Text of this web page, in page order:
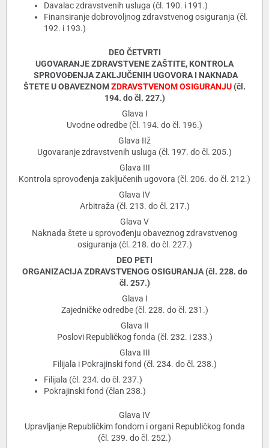
Davalac zdravstvenih usluga (čl. 190. i 191.)
Finansiranje dobrovoljnog zdravstvenog osiguranja (čl.
192. i 193.)
DEO ČETVRTI
UGOVARANJE ZDRAVSTVENE ZAŠTITE, KONTROLA
SPROVOĐENJA ZAKLJUČENIH UGOVORA I NAKNADA
ŠTETE U OBAVEZNOMZDRAVSTVENOM OSIGURANJU (čl.
194. do čl. 227.)
Glava I
Uvodne odredbe (čl. 194. do čl. 196.)
Glava IIž
Ugovaranje zdravstvenih usluga (čl. 197. do čl. 205.)
Glava III
Kontrola sprovođenja zaključenih ugovora (čl. 206. do čl. 212.)
Glava IV
Arbitraža (čl. 213. do čl. 217.)
Glava V
Naknada štete u sprovođenju obaveznog zdravstvenog
osiguranja (čl. 218. do čl. 227.)
DEO PETI
ORGANIZACIJA ZDRAVSTVENOG OSIGURANJA (čl. 228. do
čl. 257.)
Glava I
Zajedničke odredbe (čl. 228. do čl. 231.)
Glava II
Poslovi Republičkog fonda (čl. 232. i 233.)
Glava III
Filijala i Pokrajinski fond (čl. 234. do čl. 238.)
Filijala (čl. 234. do čl. 237.)
Pokrajinski fond (član 238.)
Glava IV
Upravljanje Republičkim fondom i organi Republičkog fonda
(čl. 239. do čl. 252.)